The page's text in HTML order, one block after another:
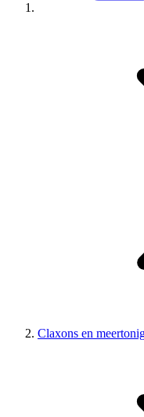
Claxons en